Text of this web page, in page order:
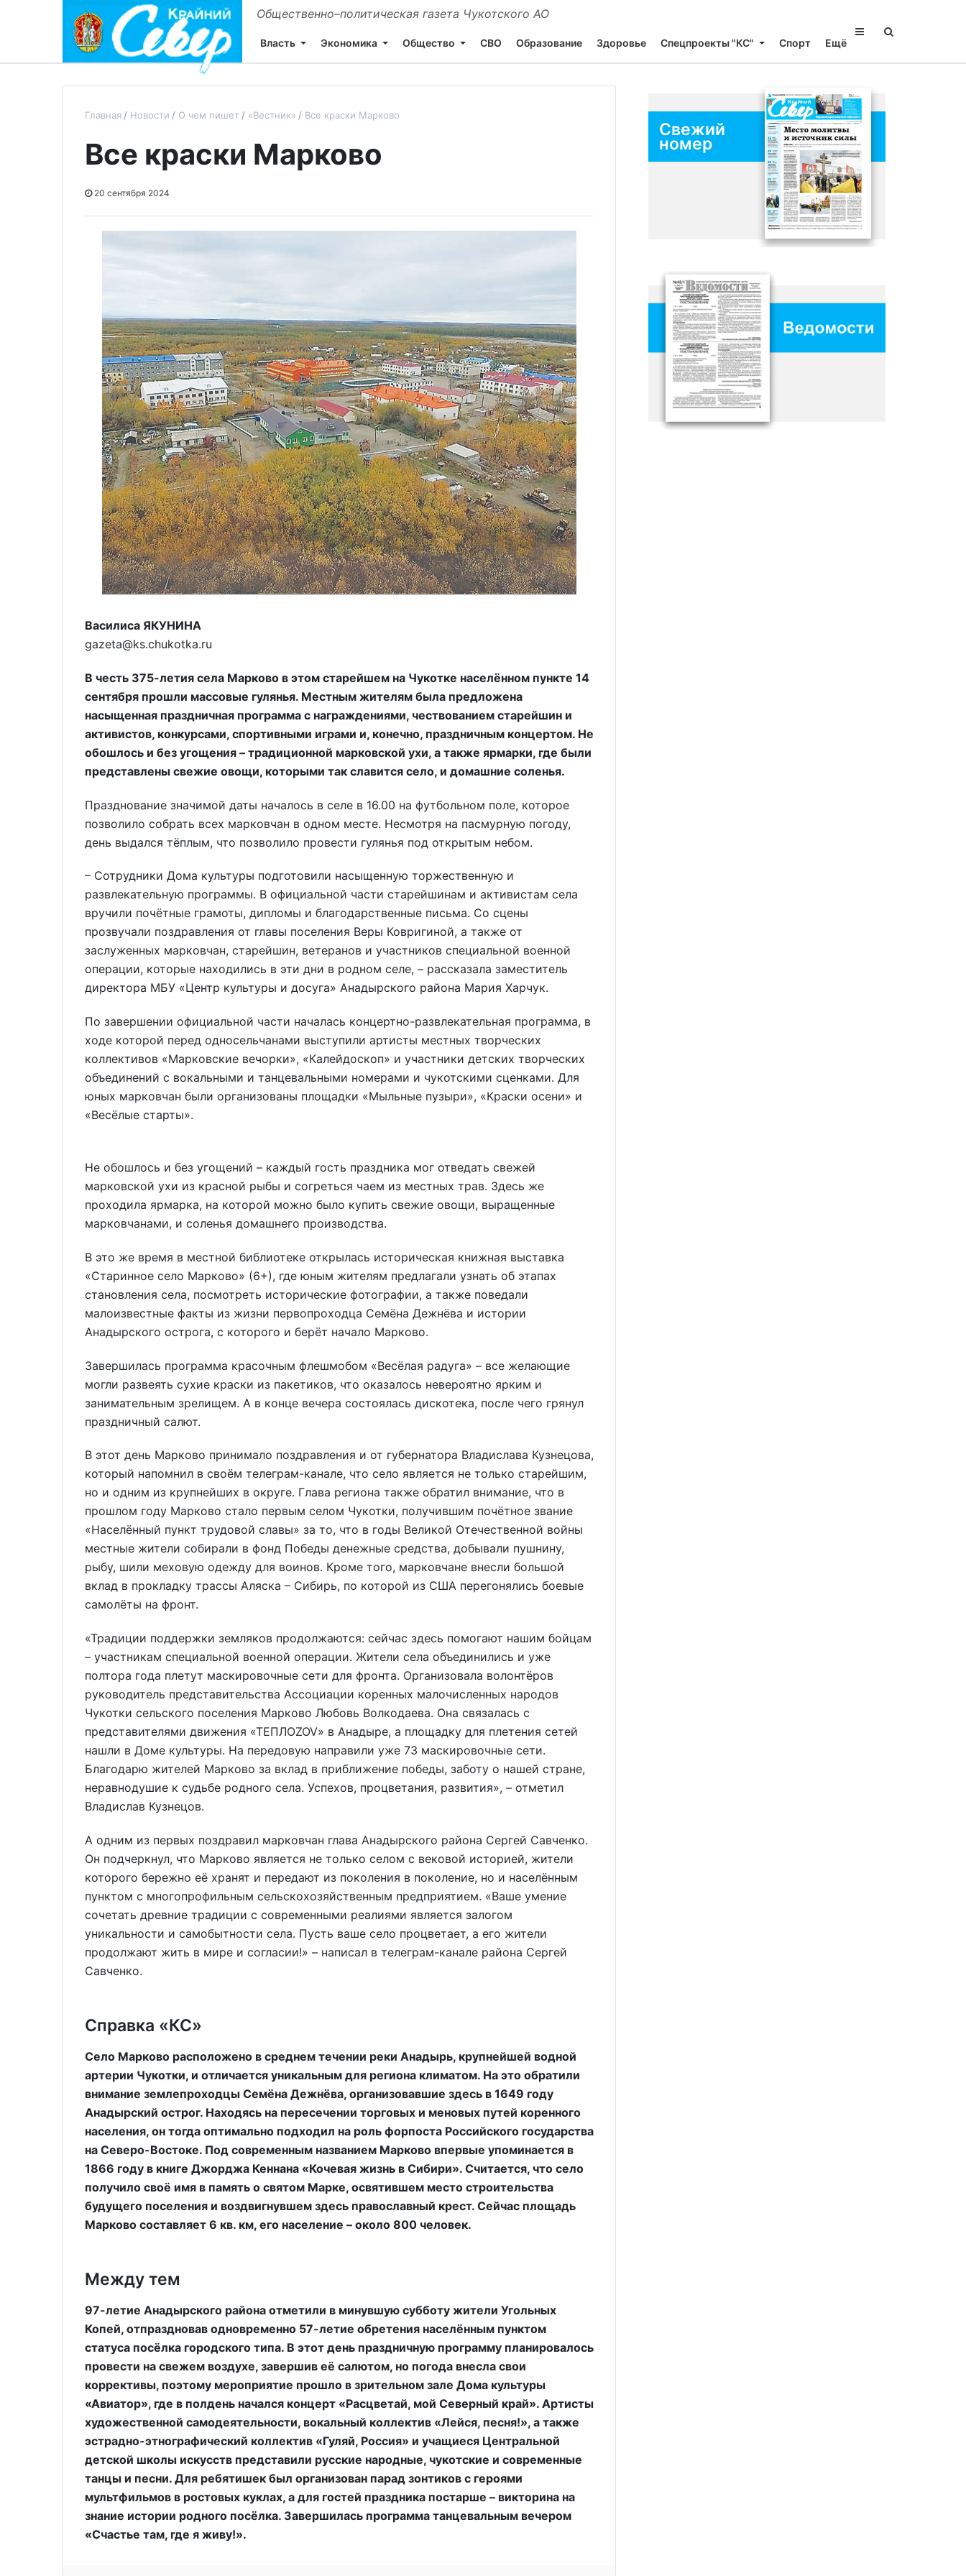
Общественно–политическая газета Чукотского АО
Власть Экономика Общество СВО Образование Здоровье Спецпроекты "КС" Спорт Ещё
Главная Новости О чем пишет «Вестник» Все краски Марково
Все краски Марково
20 сентября 2024
Василиса ЯКУНИНА
gazeta@ks.chukotka.ru
В честь 375-летия села Марково в этом старейшем на Чукотке населённом пункте 14
сентября прошли массовые гулянья. Местным жителям была предложена
насыщенная праздничная программа с награждениями, чествованием старейшин и
активистов, конкурсами, спортивными играми и, конечно, праздничным концертом. Не
обошлось и без угощения – традиционной марковской ухи, а также ярмарки, где были
представлены свежие овощи, которыми так славится село, и домашние соленья.
Празднование значимой даты началось в селе в 16.00 на футбольном поле, которое
позволило собрать всех марковчан в одном месте. Несмотря на пасмурную погоду,
день выдался тёплым, что позволило провести гулянья под открытым небом.
– Сотрудники Дома культуры подготовили насыщенную торжественную и
развлекательную программы. В официальной части старейшинам и активистам села
вручили почётные грамоты, дипломы и благодарственные письма. Со сцены
прозвучали поздравления от главы поселения Веры Ковригиной, а также от
заслуженных марковчан, старейшин, ветеранов и участников специальной военной
операции, которые находились в эти дни в родном селе, – рассказала заместитель
директора МБУ «Центр культуры и досуга» Анадырского района Мария Харчук.
По завершении официальной части началась концертно-развлекательная программа, в
ходе которой перед односельчанами выступили артисты местных творческих
коллективов «Марковские вечорки», «Калейдоскоп» и участники детских творческих
объединений с вокальными и танцевальными номерами и чукотскими сценками. Для
юных марковчан были организованы площадки «Мыльные пузыри», «Краски осени» и
«Весёлые старты».
Не обошлось и без угощений – каждый гость праздника мог отведать свежей
марковской ухи из красной рыбы и согреться чаем из местных трав. Здесь же
проходила ярмарка, на которой можно было купить свежие овощи, выращенные
марковчанами, и соленья домашнего производства.
В это же время в местной библиотеке открылась историческая книжная выставка
«Старинное село Марково» (6+), где юным жителям предлагали узнать об этапах
становления села, посмотреть исторические фотографии, а также поведали
малоизвестные факты из жизни первопроходца Семёна Дежнёва и истории
Анадырского острога, с которого и берёт начало Марково.
Завершилась программа красочным флешмобом «Весёлая радуга» – все желающие
могли развеять сухие краски из пакетиков, что оказалось невероятно ярким и
занимательным зрелищем. А в конце вечера состоялась дискотека, после чего грянул
праздничный салют.
В этот день Марково принимало поздравления и от губернатора Владислава Кузнецова,
который напомнил в своём телеграм-канале, что село является не только старейшим,
но и одним из крупнейших в округе. Глава региона также обратил внимание, что в
прошлом году Марково стало первым селом Чукотки, получившим почётное звание
«Населённый пункт трудовой славы» за то, что в годы Великой Отечественной войны
местные жители собирали в фонд Победы денежные средства, добывали пушнину,
рыбу, шили меховую одежду для воинов. Кроме того, марковчане внесли большой
вклад в прокладку трассы Аляска – Сибирь, по которой из США перегонялись боевые
самолёты на фронт.
«Традиции поддержки земляков продолжаются: сейчас здесь помогают нашим бойцам
– участникам специальной военной операции. Жители села объединились и уже
полтора года плетут маскировочные сети для фронта. Организовала волонтёров
руководитель представительства Ассоциации коренных малочисленных народов
Чукотки сельского поселения Марково Любовь Волкодаева. Она связалась с
представителями движения «ТЕПЛОZOV» в Анадыре, а площадку для плетения сетей
нашли в Доме культуры. На передовую направили уже 73 маскировочные сети.
Благодарю жителей Марково за вклад в приближение победы, заботу о нашей стране,
неравнодушие к судьбе родного села. Успехов, процветания, развития», – отметил
Владислав Кузнецов.
А одним из первых поздравил марковчан глава Анадырского района Сергей Савченко.
Он подчеркнул, что Марково является не только селом с вековой историей, жители
которого бережно её хранят и передают из поколения в поколение, но и населённым
пунктом с многопрофильным сельскохозяйственным предприятием. «Ваше умение
сочетать древние традиции с современными реалиями является залогом
уникальности и самобытности села. Пусть ваше село процветает, а его жители
продолжают жить в мире и согласии!» – написал в телеграм-канале района Сергей
Савченко.
Справка «КС»
Село Марково расположено в среднем течении реки Анадырь, крупнейшей водной
артерии Чукотки, и отличается уникальным для региона климатом. На это обратили
внимание землепроходцы Семёна Дежнёва, организовавшие здесь в 1649 году
Анадырский острог. Находясь на пересечении торговых и меновых путей коренного
населения, он тогда оптимально подходил на роль форпоста Российского государства
на Северо-Востоке. Под современным названием Марково впервые упоминается в
1866 году в книге Джорджа Кеннана «Кочевая жизнь в Сибири». Считается, что село
получило своё имя в память о святом Марке, освятившем место строительства
будущего поселения и воздвигнувшем здесь православный крест. Сейчас площадь
Марково составляет 6 кв. км, его население – около 800 человек.
Между тем
97-летие Анадырского района отметили в минувшую субботу жители Угольных
Копей, отпраздновав одновременно 57-летие обретения населённым пунктом
статуса посёлка городского типа. В этот день праздничную программу планировалось
провести на свежем воздухе, завершив её салютом, но погода внесла свои
коррективы, поэтому мероприятие прошло в зрительном зале Дома культуры
«Авиатор», где в полдень начался концерт «Расцветай, мой Северный край». Артисты
художественной самодеятельности, вокальный коллектив «Лейся, песня!», а также
эстрадно-этнографический коллектив «Гуляй, Россия» и учащиеся Центральной
детской школы искусств представили русские народные, чукотские и современные
танцы и песни. Для ребятишек был организован парад зонтиков с героями
мультфильмов в ростовых куклах, а для гостей праздника постарше – викторина на
знание истории родного посёлка. Завершилась программа танцевальным вечером
«Счастье там, где я живу!».
Свежий
номер